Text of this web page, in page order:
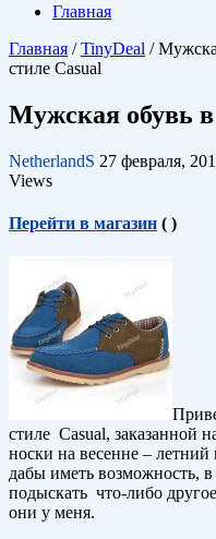
Главная
Главная / TinyDeal /
стиле Casual
Мужская обувь в
NetherlandS 27 февраля,
Views
Перейти в магазин ( )
стиле Casual, заказанной
носки на весенне – летний
дабы иметь возможность, в
подыскать что-либо
они у меня.